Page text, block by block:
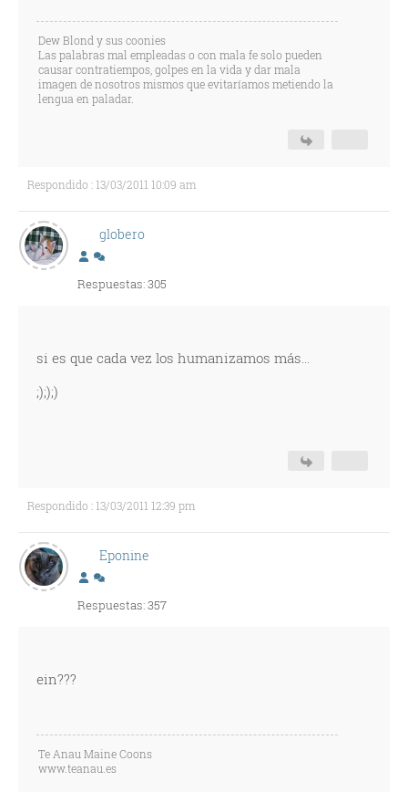
Dew Blond y sus coonies
Las palabras mal empleadas o con mala fe solo pueden
causar contratiempos, golpes en la vida y dar mala
imagen de nosotros mismos que evitaríamos metiendo la
lengua en paladar.
Respondido : 13/03/2011 10:09 am
globero
Respuestas: 305
si es que cada vez los humanizamos más...
;););)
Respondido : 13/03/2011 12:39 pm
Eponine
Respuestas: 357
ein???
Te Anau Maine Coons
www.teanau.es